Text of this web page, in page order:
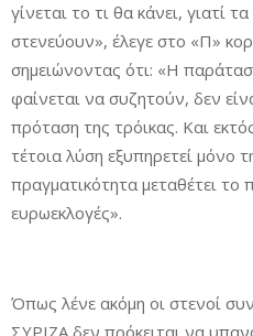
γίνεται το τι θα κάνει, γιατί
στενεύουν», έλεγε στο «Π»
σημειώνοντας ότι: «Η
φαίνεται να συζητούν, δεν
πρόταση της τρόικας. Και
τέτοια λύση εξυπηρετεί μόνο
πραγματικότητα μεταθέτει το
ευρωεκλογές».
Όπως λένε ακόμη οι στενοί
ΣΥΡΙΖΑ δεν πρόκειται να